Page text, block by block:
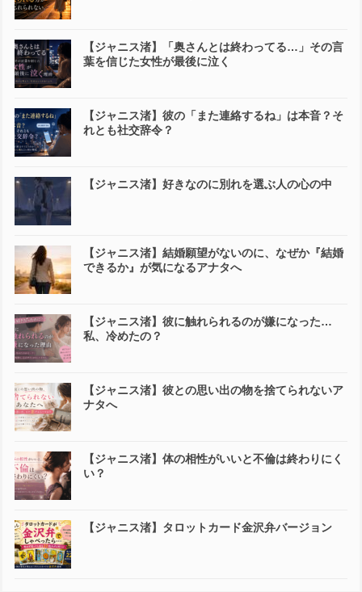
【ジャニス渚】「奥さんとは終わってる…」その言
葉を信じた女性が最後に泣く
【ジャニス渚】彼の「また連絡するね」は本音？そ
れとも社交辞令？
【ジャニス渚】好きなのに別れを選ぶ人の心の中
【ジャニス渚】結婚願望がないのに、なぜか『結婚
できるか』が気になるアナタへ
【ジャニス渚】彼に触れられるのが嫌になった…
私、冷めたの？
【ジャニス渚】彼との思い出の物を捨てられないア
ナタへ
【ジャニス渚】体の相性がいいと不倫は終わりにく
い？
【ジャニス渚】タロットカード金沢弁バージョン